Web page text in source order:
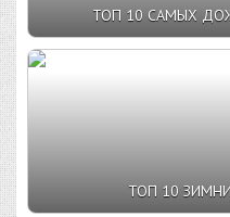
ТОП 10 САМЫХ
ТОП 10